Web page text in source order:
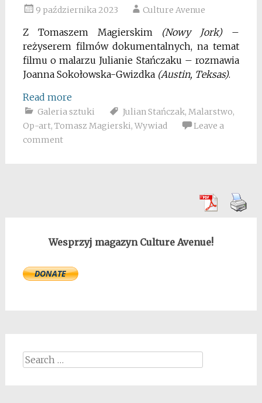
9 października 2023 Culture Avenue
Z Tomaszem Magierskim (Nowy Jork)–
reżyserem filmów dokumentalnych, na temat
filmu o malarzu Julianie Stańczaku – rozmawia
Joanna Sokołowska-Gwizdka (Austin, Teksas).
Read more
Galeria sztuki Julian Stańczak, Malarstwo,
Op-art, Tomasz Magierski, Wywiad
Leave a
comment
Wesprzyj magazyn Culture Avenue!
Search
for: